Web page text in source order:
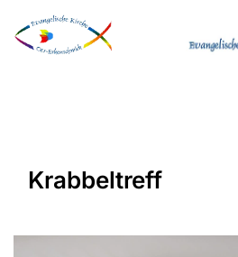
Krabbeltreff